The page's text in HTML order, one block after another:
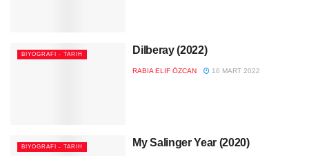
BIYOGRAFI - TARIH Dilberay (2022)
RABIA ELIF ÖZCAN 16 MART 2022
BIYOGRAFI - TARIH My Salinger Year (2020)